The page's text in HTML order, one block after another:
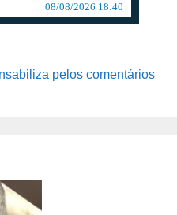
08/08/2026 18:40
pelos comentários